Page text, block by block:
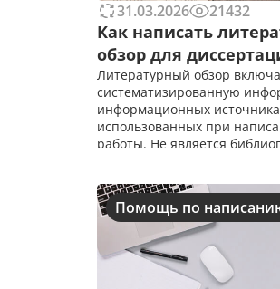
31.03.2026
21432
Как написать
обзор для
Литературный обзор
систематизированную
информационных
использованных при
работы. Не является
литературного обзора нет
ограничений по количеству
Помощь по